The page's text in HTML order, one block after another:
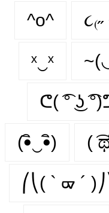
^o^
ˣ‿ˣ
ᕦ( ͡° ͜ʖ
(•ิ‿•ิ) (
⎛⎝( ` ᢍ ´